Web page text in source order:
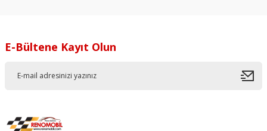
E-Bültene Kayıt Olun